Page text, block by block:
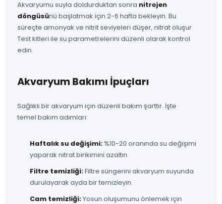
Akvaryumu suyla doldurduktan sonra nitrojen
döngüsünü başlatmak için 2-6 hafta bekleyin. Bu
süreçte amonyak ve nitrit seviyeleri düşer, nitrat oluşur.
Test kitleri ile su parametrelerini düzenli olarak kontrol
edin.
Akvaryum Bakımı İpuçları
Sağlıklı bir akvaryum için düzenli bakım şarttır. İşte
temel bakım adımları:
Haftalık su değişimi: %10-20 oranında su değişimi
yaparak nitrat birikimini azaltın.
Filtre temizliği:Filtre süngerini akvaryum suyunda
durulayarak ayda bir temizleyin.
Cam temizliği:Yosun oluşumunu önlemek için